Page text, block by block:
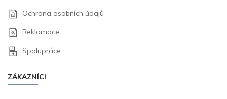
Ochrana osobních údajů
Reklamace
Spolupráce
ZÁKAZNÍCI